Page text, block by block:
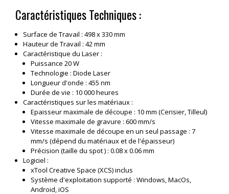
Caractéristiques Techniques :
Surface de Travail : 498 x 330 mm
Hauteur de Travail : 42 mm
Caractéristique du Laser :
Puissance 20 W
Technologie : Diode Laser
Longueur d'onde : 455 nm
Durée de vie : 10 000 heures
Caractéristiques sur les matériaux :
Epaisseur maximale de découpe : 10 mm (Cerisier, Tilleul)
Vitesse maximale de gravure : 600 mm/s
Vitesse maximale de découpe en un seul passage : 7
mm/s (dépend du matériaux et de l'épaisseur)
Précision (taille du spot ) : 0.08 x 0.06 mm
Logiciel :
xTool Creative Space (XCS) inclus
Système d'exploitation supporté : Windows, MacOs,
Android, iOS